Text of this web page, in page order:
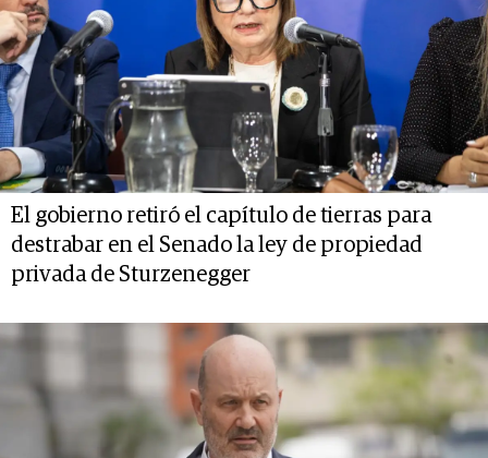
El gobierno retiró el capítulo de tierras para
destrabar en el Senado la ley de propiedad
privada de Sturzenegger